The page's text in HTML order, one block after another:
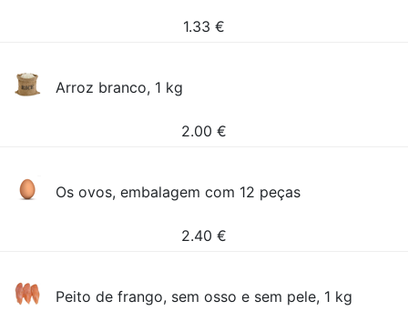
1.33 €
Arroz branco, 1 kg
2.00 €
Os ovos, embalagem com 12 peças
2.40 €
Peito de frango, sem osso e sem pele, 1 kg